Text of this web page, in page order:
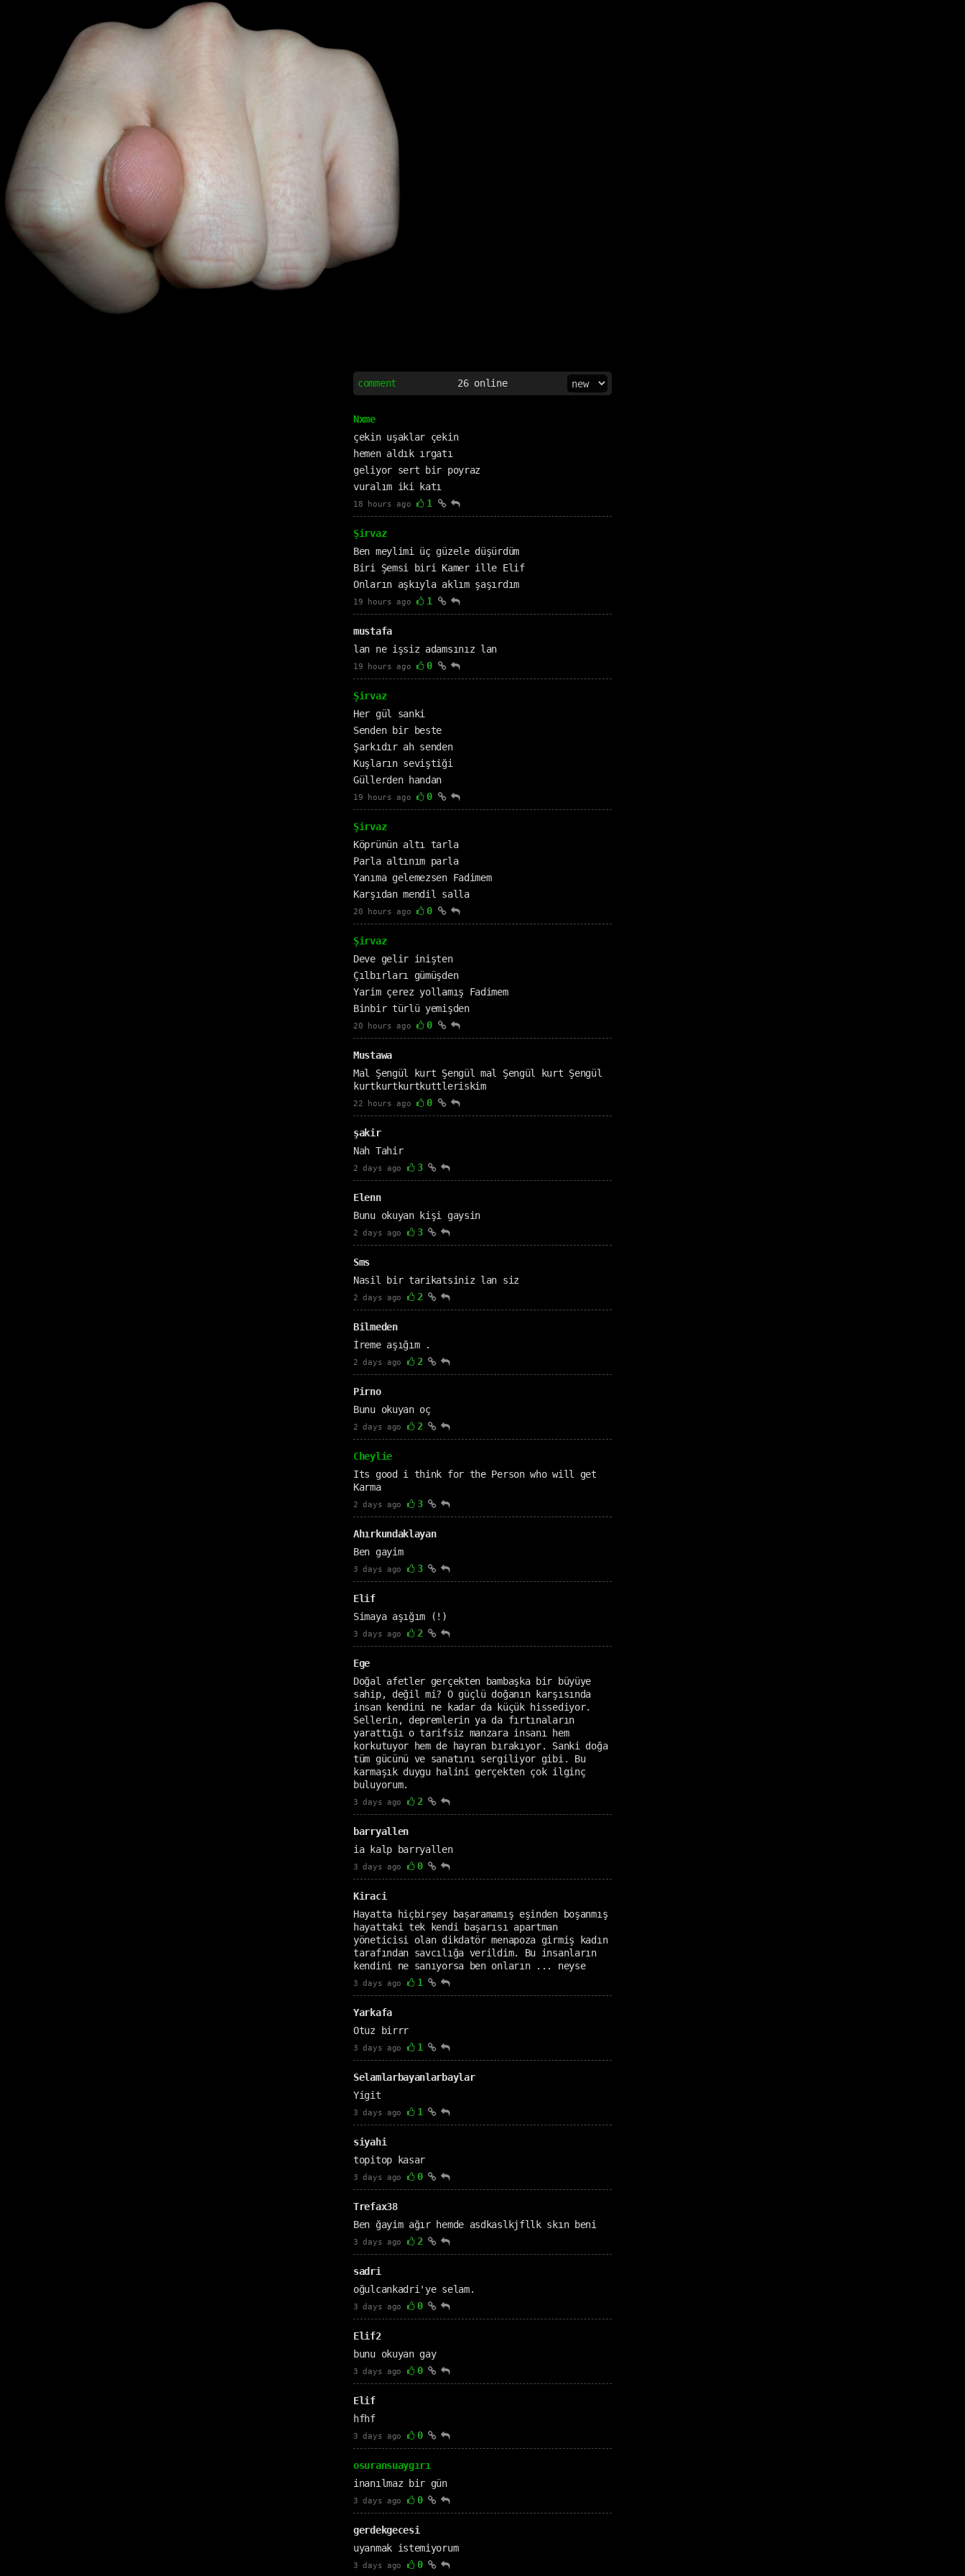
comment 26online
Nxme
çekin uşaklar çekin
hemen aldık ırgatı
geliyor sert bir poyraz
vuralım iki katı
18 hours ago 1
Şirvaz
Ben meylimi üç güzele düşürdüm
Biri Şemsi biri Kamer ille Elif
Onların aşkıyla aklım şaşırdım
19 hours ago 1
mustafa
lan ne işsiz adamsınız lan
19 hours ago 0
Şirvaz
Her gül sanki
Senden bir beste
Şarkıdır ah senden
Kuşların seviştiği
Güllerden handan
19 hours ago 0
Şirvaz
Köprünün altı tarla
Parla altınım parla
Yanıma gelemezsen Fadimem
Karşıdan mendil salla
20 hours ago 0
Şirvaz
Deve gelir inişten
Çılbırları gümüşden
Yarim çerez yollamış Fadimem
Binbir türlü yemişden
20 hours ago 0
Mustawa
Mal Şengül kurt Şengül mal Şengül kurt Şengül
kurtkurtkurtkuttleriskim
22 hours ago 0
şakir
Nah Tahir
2 days ago 3
Elenn
Bunu okuyan kişi gaysin
2 days ago 3
Sms
Nasil bir tarikatsiniz lan siz
2 days ago 2
Bilmeden
İreme aşığım .
2 days ago 2
Pirno
Bunu okuyan oç
2 days ago 2
Cheylie
Its good i think for the Person who will get
Karma
2 days ago 3
Ahırkundaklayan
Ben gayim
3 days ago 3
Elif
Simaya aşığım (!)
3 days ago 2
Ege
Doğal afetler gerçekten bambaşka bir büyüye
sahip, değil mi? O güçlü doğanın karşısında
insan kendini ne kadar da küçük hissediyor.
Sellerin, depremlerin ya da fırtınaların
yarattığı o tarifsiz manzara insanı hem
korkutuyor hem de hayran bırakıyor. Sanki doğa
tüm gücünü ve sanatını sergiliyor gibi. Bu
karmaşık duygu halini gerçekten çok ilginç
buluyorum.
3 days ago 2
barryallen
ia kalp barryallen
3 days ago 0
Kiraci
Hayatta hiçbirşey başaramamış eşinden boşanmış
hayattaki tek kendi başarısı apartman
yöneticisi olan dikdatör menapoza girmiş kadın
tarafından savcılığa verildim. Bu insanların
kendini ne sanıyorsa ben onların ... neyse
3 days ago 1
Yarkafa
Otuz birrr
3 days ago 1
Selamlarbayanlarbaylar
Yigit
3 days ago 1
siyahi
topitop kasar
3 days ago 0
Trefax38
Ben ğayim ağır hemde asdkaslkjfllk skın beni
3 days ago 2
sadri
oğulcankadri'ye selam.
3 days ago 0
Elif2
bunu okuyan gay
3 days ago 0
Elif
hfhf
3 days ago 0
osuransuaygırı
inanılmaz bir gün
3 days ago 0
gerdekgecesi
uyanmak istemiyorum
3 days ago 0